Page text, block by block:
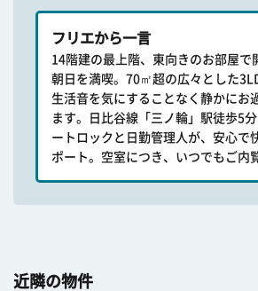
フリエから一言
14階建の最上階、東向きのお部屋で
朝日を満喫。70㎡超の広々とした
生活音を気にすることなく静かにお
ます。日比谷線「三ノ輪」駅徒歩5
ートロックと日勤管理人が、安心で
ポート。空室につき、いつでもご内
近隣の物件